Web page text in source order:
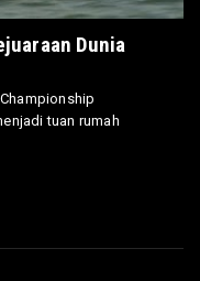
Dunia
tuan rumah